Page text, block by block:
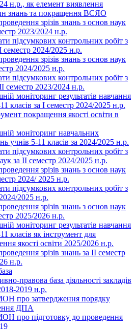
н.р., як елемент виявлення
знань та покращення ВСЯО
зрізів знань з основ наук
2023/2024 н.р.
підсумкових контрольних робіт з
І семестр 2024/2025 н.р.
зрізів знань з основ наук
2024/2025 н.р.
підсумкових контрольних робіт з
ІІ семестр 2023/2024 н.р.
моніторинг результатів навчання
класів за І семестр 2024/2025 н.р.
покращення якості освіти в
моніторинг навчальних
учнів 5-11 класів за 2024/2025 н.р.
підсумкових контрольних робіт з
за ІІ семестр 2024/2025 н.р.
зрізів знань з основ наук
2024/ 2025 н.р.
підсумкових контрольних робіт з
2024/2025 н.р.
зрізів знань з основ наук
2025/2026 н.р.
моніторинг результатів навчання
класів як інструмент для
якості освіти 2025/2026 н.р.
зрізів знань за ІІ семестр
н.р.
правова база діяльності закладів
2019 н.р.
про затвердження порядку
ДПА
про підготовку до проведення